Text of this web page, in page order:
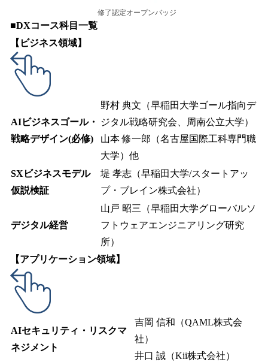
修了認定オープンバッジ
■DXコース科目一覧
【ビジネス領域】
AIビジネスゴール・
戦略デザイン(必修)
野村 典文（早稲田大学ゴール指向デ
ジタル戦略研究会、周南公立大学）
山本 修一郎（名古屋国際工科専門職
大学）他
SXビジネスモデル
仮説検証
堤 孝志（早稲田大学/スタートアッ
プ・ブレイン株式会社）
デジタル経営
山戸 昭三（早稲田大学グローバルソ
フトウェアエンジニアリング研究
所）
【アプリケーション領域】
AIセキュリティ・リスクマ
ネジメント
吉岡 信和（QAML株式会
社）
井口 誠（Kii株式会社）